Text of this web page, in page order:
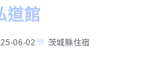
道館
06-02 茨城縣住宿